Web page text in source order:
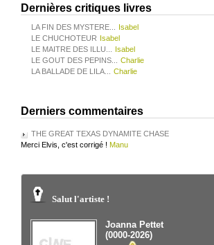
Dernières critiques livres
LA FIN DES MYSTERE...
Isabel
LE CHUCHOTEUR Isabel
LE MAITRE DES ILLU...
Isabel
LE GOUT DES PEPINS...
Charlie
LA BALLADE DE LILA...
Charlie
Derniers commentaires
THE GREAT TEXAS DYNAMITE CHASE
Merci Elvis, c'est corrigé ! Manu
Salut l'artiste !
Joanna Pettet
(0000-2026)